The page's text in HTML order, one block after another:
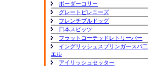
ボーダーコリー
グレートピレニーズ
フレンチブルドッグ
日本スピッツ
フラットコーテッドレトリーバー
イングリッシュスプリンガースパ二
エル
アイリッシュセッター